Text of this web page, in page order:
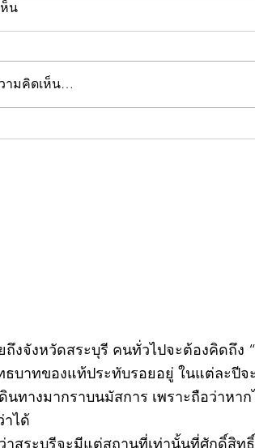
"จับชีพจรวงการ
คอ
น
ามคิดเห็น…
ถึงจังหวัดสระบุรี คนทั่วไปจะต้องคิดถึ
ธบาทของแท้ประทับรอยอยู่ ในแต่ละปีจ
นทางมากราบนมัสการ เพราะถือว่าห
าได้
าสระบุรีจะมีแต่สถานที่เท่านั้นที่ศักดิ์สิท